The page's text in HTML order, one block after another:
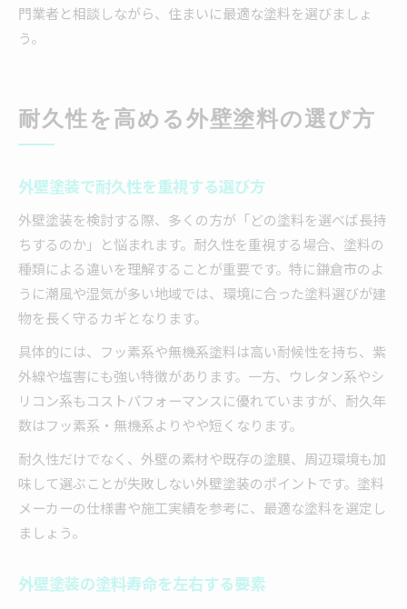
門業者と相談しながら、住まいに最適な塗料を選びましょ
う。
耐久性を高める外壁塗料の選び方
外壁塗装で耐久性を重視する選び方
外壁塗装を検討する際、多くの方が「どの塗料を選べば長持
ちするのか」と悩まれます。耐久性を重視する場合、塗料の
種類による違いを理解することが重要です。特に鎌倉市のよ
うに潮風や湿気が多い地域では、環境に合った塗料選びが建
物を長く守るカギとなります。
具体的には、フッ素系や無機系塗料は高い耐候性を持ち、紫
外線や塩害にも強い特徴があります。一方、ウレタン系やシ
リコン系もコストパフォーマンスに優れていますが、耐久年
数はフッ素系・無機系よりやや短くなります。
耐久性だけでなく、外壁の素材や既存の塗膜、周辺環境も加
味して選ぶことが失敗しない外壁塗装のポイントです。塗料
メーカーの仕様書や施工実績を参考に、最適な塗料を選定し
ましょう。
外壁塗装の塗料寿命を左右する要素